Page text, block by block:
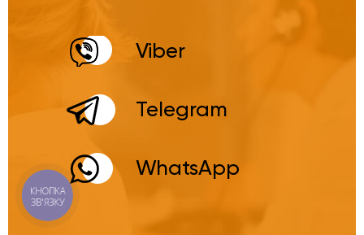
Viber
Telegram
WhatsApp
КНОПКА
ЗВ'ЯЗКУ